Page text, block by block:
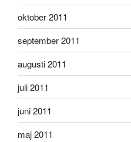
oktober 2011
september 2011
augusti 2011
juli 2011
juni 2011
maj 2011